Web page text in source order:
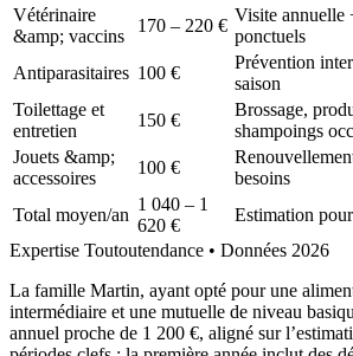
Vétérinaire
&amp; vaccins
170 – 220 €
Visite annuelle
ponctuels
Antiparasitaires 100 €
Prévention
saison
Toilettage et
entretien
150 €
Brossage,
shampoings
Jouets &amp;
accessoires
100 €
besoins
Total moyen/an
1 040 – 1
620 €
Estimation
Expertise Toutoutendance • Données 2026
La famille Martin, ayant opté pour une
intermédiaire et une mutuelle de niveau
annuel proche de 1 200 €, aligné sur